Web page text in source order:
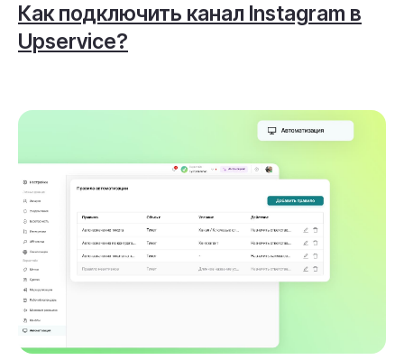
Как подключить канал Instagram в
Upservice?